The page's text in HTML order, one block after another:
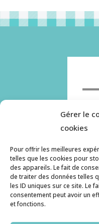
Gérer le
cookies
Pour offrir les meilleures
telles que les cookies pour
des appareils. Le fait de
de traiter des données telles
les ID uniques sur ce site. Le
consentement peut avoir un
et fonctions.
Histoire de pâtes
savoir plus,